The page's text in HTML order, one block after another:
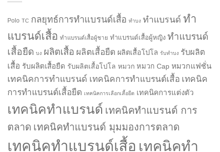
Polo TC กลยุทธ์การทำแบรนด์เสื้อ ทำบง ทำแบรนด์ ทำ
แบรนด์เสื้อ ทำแบรนด์เสื้อผู้ชาย ทำแบรนด์เสื้อผู้หญิง ทำแบรนด์
เสื้อยืด บง ผลิตเสื้อ ผลิตเสื้อยืด ผลิตเสื้อโปโล รับทำบง รับผลิต
เสื้อ รับผลิตเสื้อยืด รับผลิตเสื้อโปโล หมวก หมวก Cap หมวกแฟชั่น
เทคนิคการทำแบรนด์ เทคนิคการทำแบรนด์เสื้อ เทคนิค
การทำแบรนด์เสื้อยืด เทคนิคการเลือกเสื้อยืด เทคนิคการแต่งตัว
เทคนิคทำแบรนด์ เทคนิคทำแบรนด์ การ
ตลาด เทคนิคทำแบรนด์ มุมมองการตลาด
เทคนิคทำแบรนด์เสื้อ เทคนิคทำ